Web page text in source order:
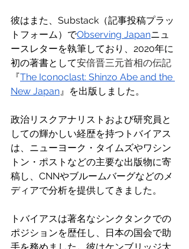
彼はまた、Substack（記事投稿プラッ
トフォーム）でObserving Japanニュ
ースレターを執筆しており、2020年に
初の著書として安倍晋三元首相の伝記
『The Iconoclast: Shinzo Abe and the
New Japan 』を出版しました。
政治リスクアナリストおよび研究員と
しての輝かしい経歴を持つトバイアス
は、ニューヨーク・タイムズやワシン
トン・ポストなどの主要な出版物に寄
稿し、CNNやブルームバーグなどのメ
ディアで分析を提供してきました。
トバイアスは著名なシンクタンクでの
ポジションを歴任し、日本の国会で助